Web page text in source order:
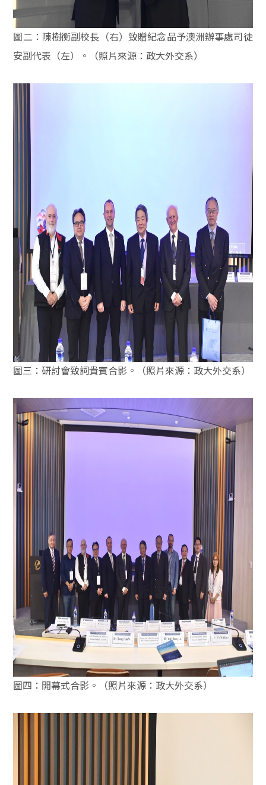
圖二：陳樹衡副校長（右）致贈紀念品予澳洲辦事處司徒
安副代表（左）。（照片來源：政大外交系）
圖三：研討會致詞貴賓合影。（照片來源：政大外交系）
圖四：開幕式合影。（照片來源：政大外交系）